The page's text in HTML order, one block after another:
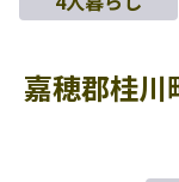
嘉穂郡桂川